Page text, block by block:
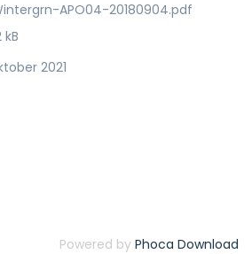
APO04-20180904.pdf
kB
2021
Powered by Phoca Download